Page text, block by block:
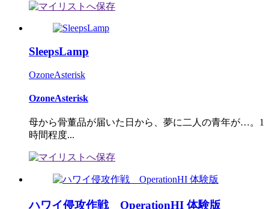
SleepsLamp
OzoneAsterisk
OzoneAsterisk
母から骨董品が届いた日から、夢に二人の青年が…。1
時間程度...
ハワイ侵攻作戦 OperationHI 体験版